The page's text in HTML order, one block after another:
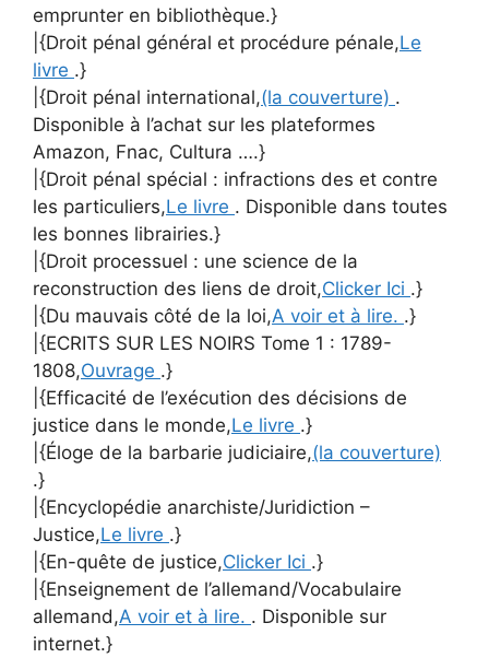
emprunter en bibliothèque.}
|{Droit pénal général et procédure pénale,Le
livre .}
|{Droit pénal international,(la couverture) .
Disponible à l’achat sur les plateformes
Amazon, Fnac, Cultura ….}
|{Droit pénal spécial : infractions des et contre
les particuliers,Le livre . Disponible dans toutes
les bonnes librairies.}
|{Droit processuel : une science de la
reconstruction des liens de droit,Clicker Ici .}
|{Du mauvais côté de la loi,A voir et à lire. .}
|{ECRITS SUR LES NOIRS Tome 1 : 1789-
1808,Ouvrage .}
|{Efficacité de l’exécution des décisions de
justice dans le monde,Le livre .}
|{Éloge de la barbarie judiciaire,(la couverture)
.}
|{Encyclopédie anarchiste/Juridiction –
Justice,Le livre .}
|{En-quête de justice,Clicker Ici .}
|{Enseignement de l’allemand/Vocabulaire
allemand,A voir et à lire. . Disponible sur
internet.}